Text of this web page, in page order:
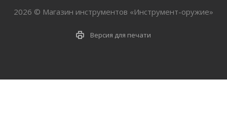
2026 © Магазин инструментов «Инструмент-оружие»
Версия для печати